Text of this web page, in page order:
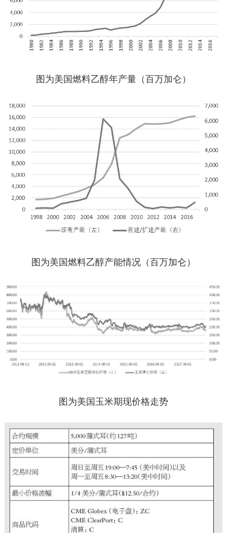
图为美国燃料乙醇年产量（百万加仑）
图为美国燃料乙醇产能情况（百万加仑）
图为美国玉米期现价格走势